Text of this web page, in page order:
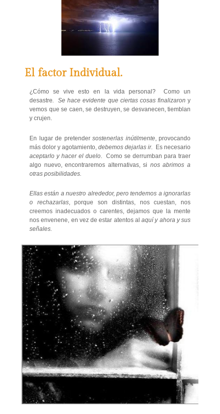
El factor Individual.
¿Cómo se vive esto en la vida personal? Como un
desastre. Se hace evidente que ciertas cosas finalizaron y
vemos que se caen, se destruyen, se desvanecen, tiemblan
y crujen.
En lugar de pretender sostenerlas inútilmente, provocando
más dolor y agotamiento, debemos dejarlas ir.
Es necesario
aceptarlo y hacer el duelo . Como se derrumban para traer
algo nuevo, encontraremos alternativas, si nos abrimos a
otras posibilidades.
Ellas están a nuestro alrededor, pero tendemos a ignorarlas
o rechazarlas, porque son distintas, nos cuestan, nos
creemos inadecuados o carentes, dejamos que la mente
nos envenene, en vez de estar atentos al aquí y ahora y sus
señales.